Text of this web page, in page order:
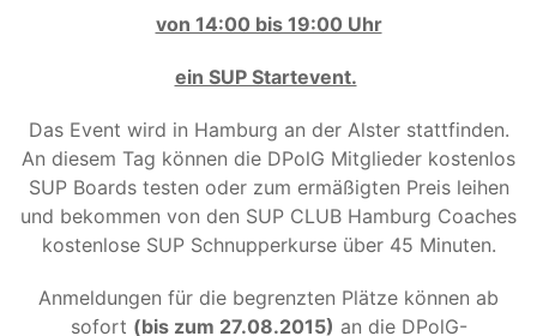
von 14:00 bis 19:00 Uhr
ein SUP Startevent.
Das Event wird in Hamburg an der Alster stattfinden.
An diesem Tag können die DPolG Mitglieder kostenlos
SUP Boards testen oder zum ermäßigten Preis leihen
und bekommen von den SUP CLUB Hamburg Coaches
kostenlose SUP Schnupperkurse über 45 Minuten.
Anmeldungen für die begrenzten Plätze können ab
sofort (bis zum 27.08.2015) an die DPolG-